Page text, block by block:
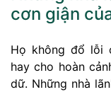
cơn giận
Họ không đổ lỗi
hay cho hoàn
dữ. Những nhà